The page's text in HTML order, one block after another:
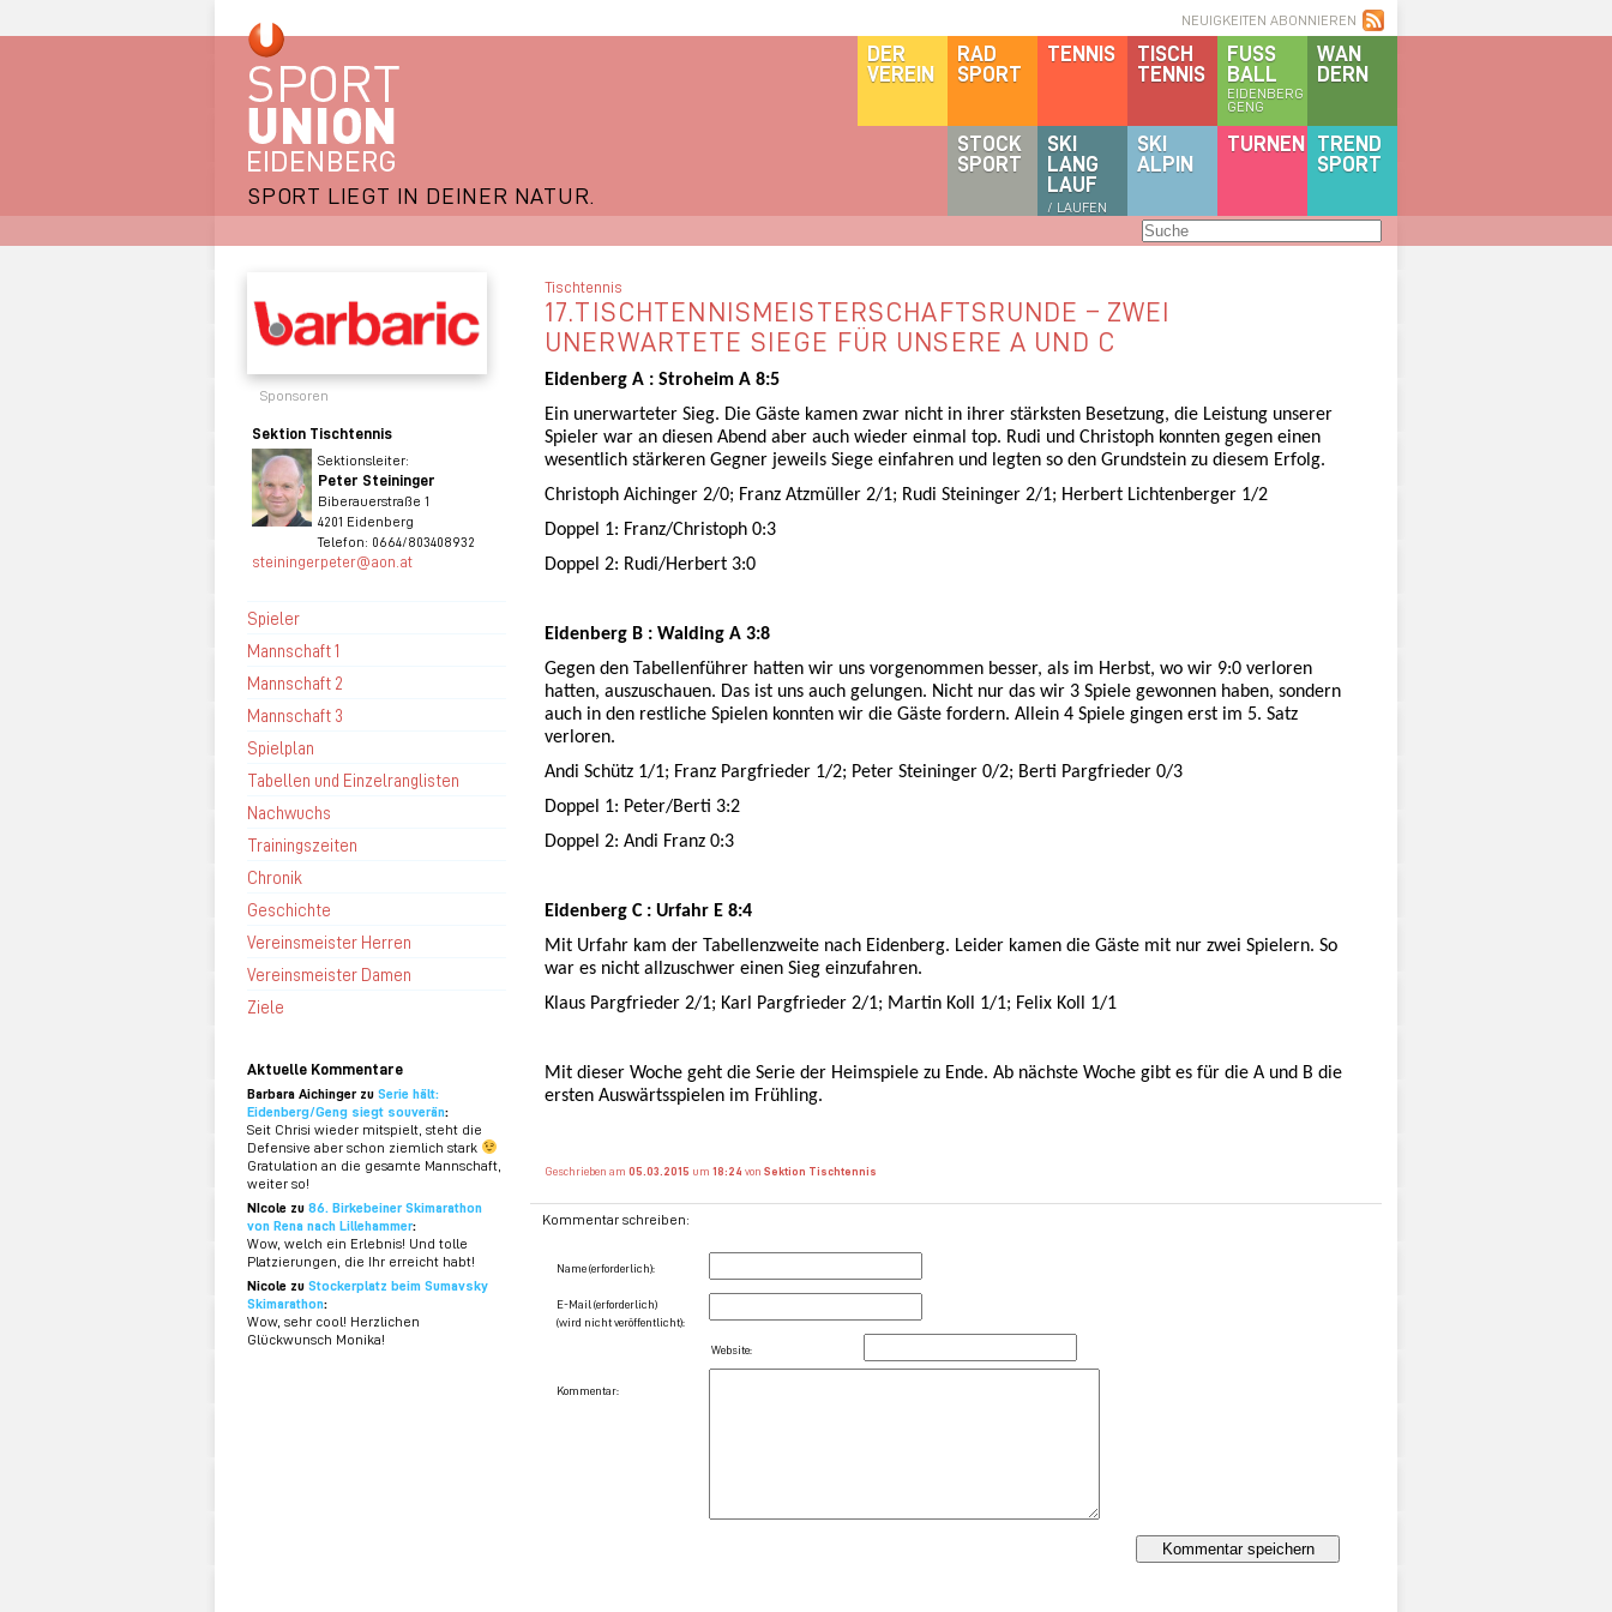
SPORT LIEGT IN DEINER NATUR.
NEUIGKEITEN ABONNIEREN
WAN
DERN
FUSS
BALL
EIDENBERG
GENG
TISCH
TENNIS
TENNIS
RAD
SPORT
DER
VEREIN
TREND
SPORT
TURNEN
SKI
ALPIN
SKI
LANG
LAUF
/ LAUFEN
STOCK
SPORT
Sponsoren
Sektion Tischtennis
Sektionsleiter:
Peter Steininger
Biberauerstraße 1
4201 Eidenberg
Telefon: 0664/803408932
steiningerpeter@aon.at
Spieler
Mannschaft 1
Mannschaft 2
Mannschaft 3
Spielplan
Tabellen und Einzelranglisten
Nachwuchs
Trainingszeiten
Chronik
Geschichte
Vereinsmeister Herren
Vereinsmeister Damen
Ziele
Aktuelle Kommentare
Barbara Aichinger zu Serie hält:
Eidenberg/Geng siegt souverän:
Seit Chrisi wieder mitspielt, steht die
Defensive aber schon ziemlich stark
Gratulation an die gesamte Mannschaft,
weiter so!
NIcole zu 86. Birkebeiner Skimarathon
von Rena nach Lillehammer:
Wow, welch ein Erlebnis! Und tolle
Platzierungen, die Ihr erreicht habt!
Nicole zu Stockerplatz beim Sumavsky
Skimarathon:
Wow, sehr cool! Herzlichen
Glückwunsch Monika!
Tischtennis
17.TISCHTENNISMEISTERSCHAFTSRUNDE – ZWEI
UNERWARTETE SIEGE FÜR UNSERE A UND C
Eidenberg A : Stroheim A 8:5
Ein unerwarteter Sieg. Die Gäste kamen zwar nicht in ihrer stärksten Besetzung, die Leistung unserer
Spieler war an diesen Abend aber auch wieder einmal top. Rudi und Christoph konnten gegen einen
wesentlich stärkeren Gegner jeweils Siege einfahren und legten so den Grundstein zu diesem Erfolg.
Christoph Aichinger 2/0; Franz Atzmüller 2/1; Rudi Steininger 2/1; Herbert Lichtenberger 1/2
Doppel 1: Franz/Christoph 0:3
Doppel 2: Rudi/Herbert 3:0
Eidenberg B : Walding A 3:8
Gegen den Tabellenführer hatten wir uns vorgenommen besser, als im Herbst, wo wir 9:0 verloren
hatten, auszuschauen. Das ist uns auch gelungen. Nicht nur das wir 3 Spiele gewonnen haben, sondern
auch in den restliche Spielen konnten wir die Gäste fordern. Allein 4 Spiele gingen erst im 5. Satz
verloren.
Andi Schütz 1/1; Franz Pargfrieder 1/2; Peter Steininger 0/2; Berti Pargfrieder 0/3
Doppel 1: Peter/Berti 3:2
Doppel 2: Andi Franz 0:3
Eidenberg C : Urfahr E 8:4
Mit Urfahr kam der Tabellenzweite nach Eidenberg. Leider kamen die Gäste mit nur zwei Spielern. So
war es nicht allzuschwer einen Sieg einzufahren.
Klaus Pargfrieder 2/1; Karl Pargfrieder 2/1; Martin Koll 1/1; Felix Koll 1/1
Mit dieser Woche geht die Serie der Heimspiele zu Ende. Ab nächste Woche gibt es für die A und B die
ersten Auswärtsspielen im Frühling.
Geschrieben am 05.03.2015 um 18:24 von Sektion Tischtennis
Kommentar schreiben:
Name (erforderlich):
E-Mail (erforderlich)
(wird nicht veröffentlicht):
Website:
Kommentar: